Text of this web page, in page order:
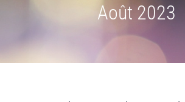
Août 2023